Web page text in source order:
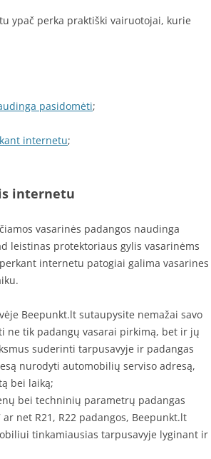
ypač perka praktiški vairuotojai, kurie
pasidomėti;
internetu;
internetu
vasarinės padangos naudinga
leistinas protektoriaus gylis vasarinėms
internetu patogiai galima vasarines
Beepunkt.lt sutaupysite nemažai savo
ne tik padangų vasarai pirkimą, bet ir jų
suderinti tarpusavyje ir padangas
nurodyti automobilių serviso adresą,
bei laiką;
bei techninių parametrų padangas
net R21, R22 padangos, Beepunkt.lt
tinkamiausias tarpusavyje lyginant ir